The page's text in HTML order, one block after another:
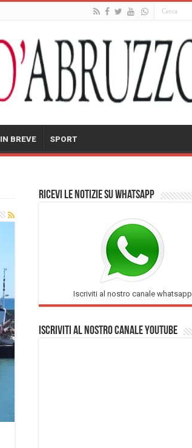
IN BREVE SPORT
Ricevi le notizie su Whatsapp
Iscriviti al nostro canale whatsapp
Iscriviti al nostro Canale Youtube